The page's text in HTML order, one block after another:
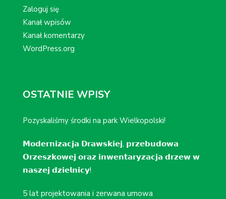
Zaloguj się
Kanał wpisów
Kanał komentarzy
WordPress.org
OSTATNIE WPISY
Pozyskaliśmy środki na park Wielkopolski!
𝗠𝗼𝗱𝗲𝗿𝗻𝗶𝘇𝗮𝗰𝗷𝗮 𝗗𝗿𝗮𝘄𝘀𝗸𝗶𝗲𝗷, 𝗽𝗿𝘇𝗲𝗯𝘂𝗱𝗼𝘄𝗮
𝗢𝗿𝘇𝗲𝘀𝘇𝗸𝗼𝘄𝗲𝗷 𝗼𝗿𝗮𝘇 𝗶𝗻𝘄𝗲𝗻𝘁𝗮𝗿𝘆𝘇𝗮𝗰𝗷𝗮 𝗱𝗿𝘇𝗲𝘄 𝘄
𝗻𝗮𝘀𝘇𝗲𝗷 𝗱𝘇𝗶𝗲𝗹𝗻𝗶𝗰𝘆!
5 lat projektowania i zerwana umowa